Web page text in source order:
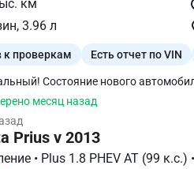
км
3.96 л
к проверкам Есть отчет по VIN
Состояние нового
фары - электрорегулирование
дождя - бесключевой доступ -
вида - автозатемнение
с горы - заводская тонировка.
ковриков, 2 ключа, сервисная
месяц назад
Prius v 2013